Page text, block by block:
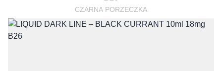
CZARNA PORZECZKA